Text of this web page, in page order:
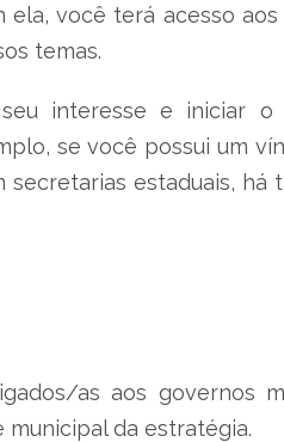
ela, você terá acesso
temas.
interesse e iniciar
se você possui um
estaduais,
as aos governos
da estratégia.